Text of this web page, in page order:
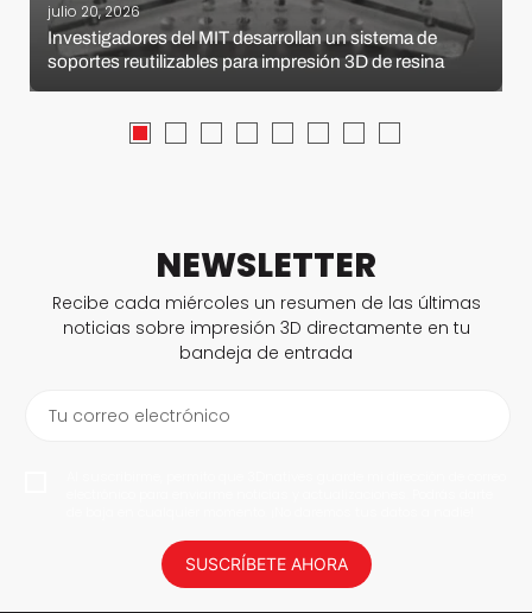
julio 20, 2026
Investigadores del MIT desarrollan un sistema de
soportes reutilizables para impresión 3D de resina
NEWSLETTER
Recibe cada miércoles un resumen de las últimas
noticias sobre impresión 3D directamente en tu
bandeja de entrada
Tu correo electrónico
SUSCRÍBETE AHORA